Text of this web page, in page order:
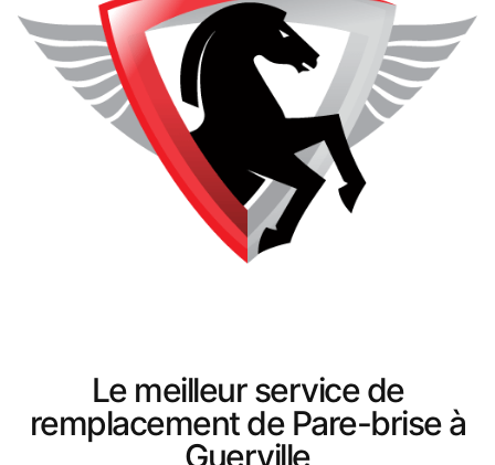
Le meilleur service de
remplacement de Pare-brise à
Guerville